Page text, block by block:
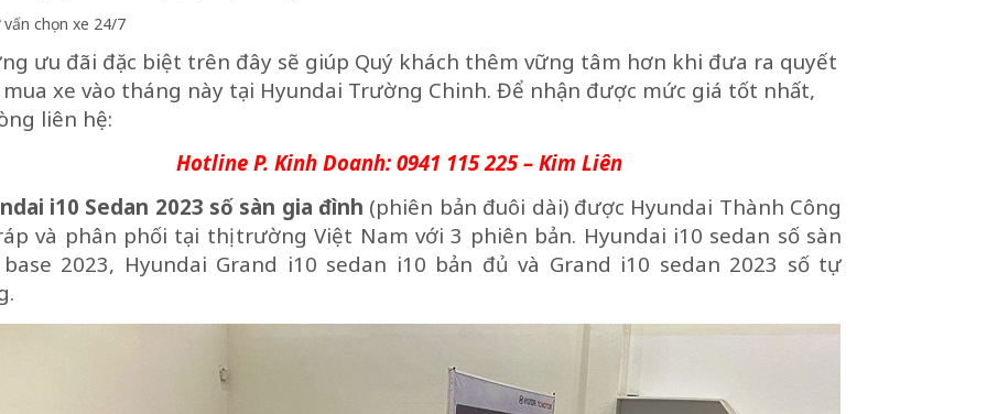
chọn xe 24/7
ưu đãi đặc biệt trên đây sẽ giúp Quý khách thêm vững tâm hơn khi đưa ra quyết
mua xe vào tháng này tại Hyundai Trường Chinh. Để nhận được mức giá tốt nhất,
liên hệ:
Hotline P. Kinh Doanh:0941 115 225–Kim Liên
i10 Sedan 2023 số sàn gia đình (phiên bản đuôi dài) được Hyundai Thành Công
và phân phối tại thị trường Việt Nam với 3 phiên bản. Hyundai i10 sedan số sàn
2023, Hyundai Grand i10 sedan i10 bản đủ và Grand i10 sedan 2023 số tự